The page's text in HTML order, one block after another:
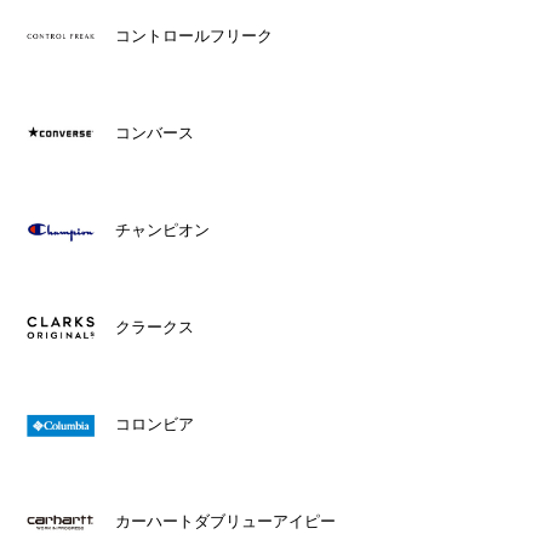
コントロールフリーク
コンバース
チャンピオン
クラークス
コロンビア
カーハートダブリューアイピー